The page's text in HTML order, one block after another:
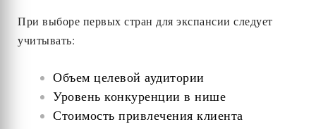
При выборе первых стран для экспансии следует
учитывать:
Объем целевой аудитории
Уровень конкуренции в нише
Стоимость привлечения клиента